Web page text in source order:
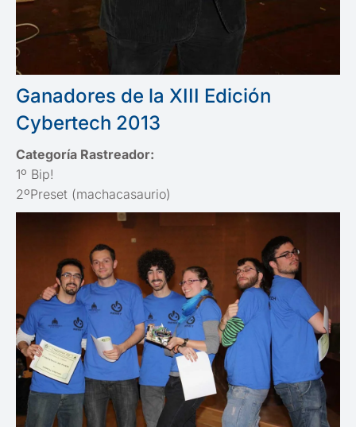
Ganadores de la XIII Edición
Cybertech 2013
Categoría Rastreador:
1º Bip!
2ºPreset (machacasaurio)